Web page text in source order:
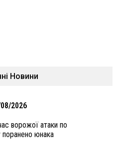
Новини
2026
ворожої атаки по
поранено юнака